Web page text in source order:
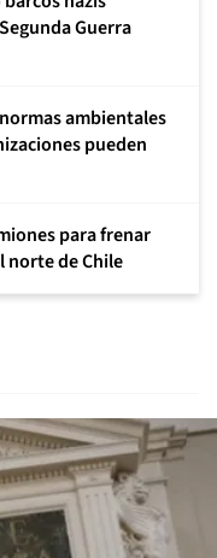
Guerra
ambientales
pueden
para frenar
norte de Chile